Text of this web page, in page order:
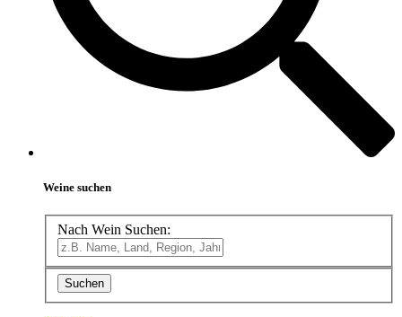
Weine suchen
Nach Wein Suchen: